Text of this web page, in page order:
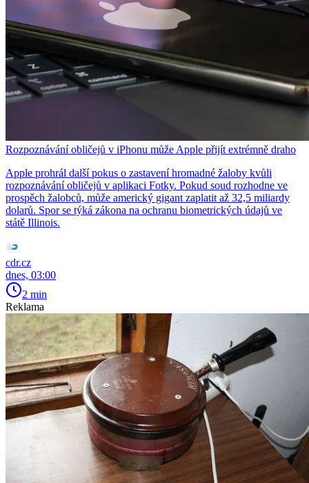
Rozpoznávání obličejů v iPhonu může Apple přijít extrémně draho
Apple prohrál další pokus o zastavení hromadné žaloby kvůli
rozpoznávání obličejů v aplikaci Fotky. Pokud soud rozhodne ve
prospěch žalobců, může americký gigant zaplatit až 32,5 miliardy
dolarů. Spor se týká zákona na ochranu biometrických údajů ve
státě Illinois.
cdr.cz
dnes, 03:00
2 min
Reklama